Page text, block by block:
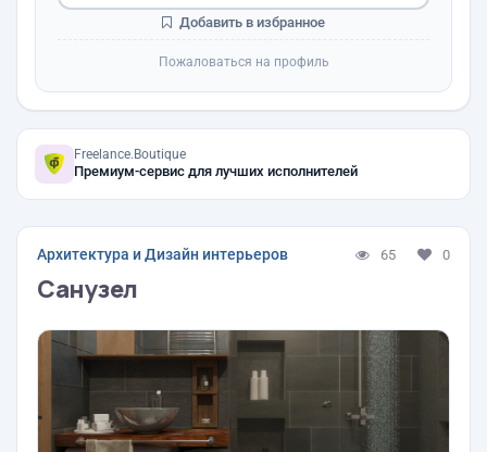
Добавить в избранное
Пожаловаться на профиль
Freelance.Boutique
Премиум-сервис для лучших исполнителей
Архитектура и Дизайн интерьеров 65 0
Санузел